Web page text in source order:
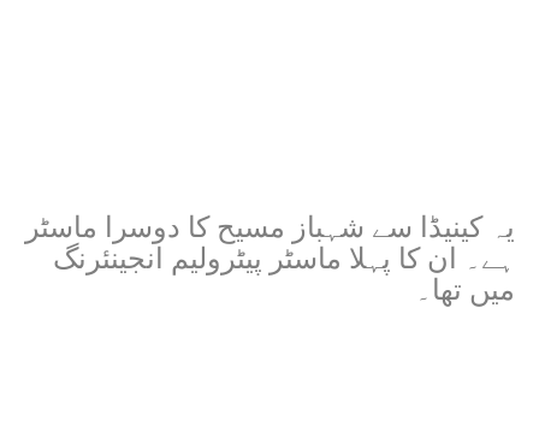
یہ کینیڈا سے شہباز مسیح کا دوسرا ماسٹر
ہے۔ ان کا پہلا ماسٹر پیٹرولیم انجینئرنگ
میں تھا۔